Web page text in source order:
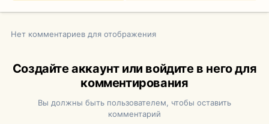
Нет комментариев для отображения
Создайте аккаунт или войдите в него для
комментирования
Вы должны быть пользователем, чтобы оставить
комментарий